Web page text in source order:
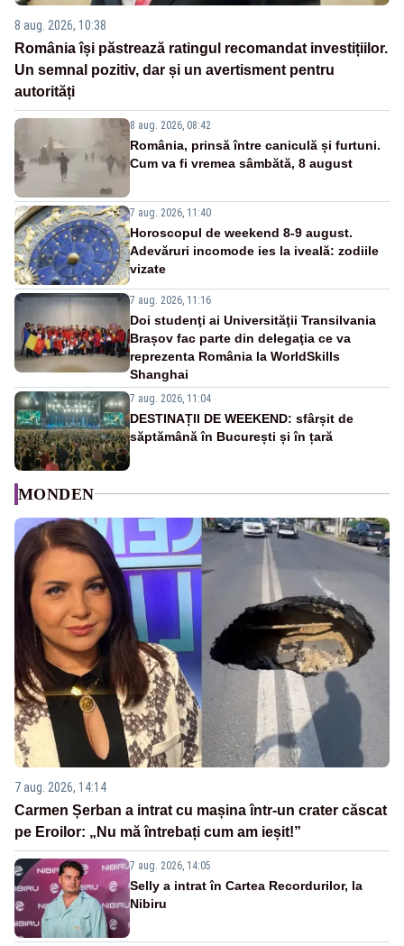
8 aug. 2026, 10:38
România își păstrează ratingul recomandat investițiilor.
Un semnal pozitiv, dar și un avertisment pentru
autorități
8 aug. 2026, 08:42
România, prinsă între caniculă și furtuni.
Cum va fi vremea sâmbătă, 8 august
7 aug. 2026, 11:40
Horoscopul de weekend 8-9 august.
Adevăruri incomode ies la iveală: zodiile
vizate
7 aug. 2026, 11:16
Doi studenţi ai Universităţii Transilvania
Brașov fac parte din delegaţia ce va
reprezenta România la WorldSkills
Shanghai
7 aug. 2026, 11:04
DESTINAȚII DE WEEKEND: sfârșit de
săptămână în București și în țară
MONDEN
7 aug. 2026, 14:14
Carmen Șerban a intrat cu mașina într-un crater căscat
pe Eroilor: „Nu mă întrebați cum am ieșit!”
7 aug. 2026, 14:05
Selly a intrat în Cartea Recordurilor, la
Nibiru